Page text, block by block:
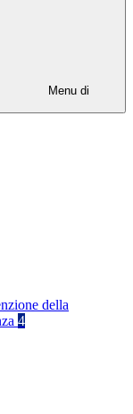
Menu di
della
4